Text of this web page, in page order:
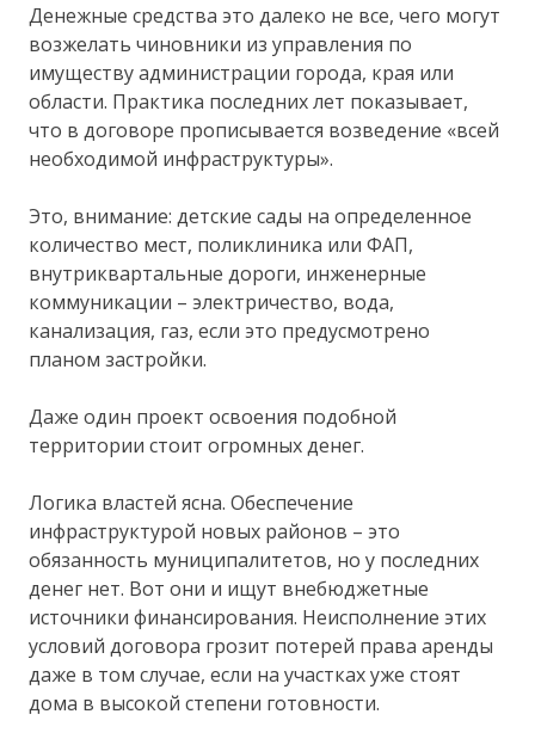
Денежные средства это далеко не все, чего могут
возжелать чиновники из управления по
имуществу администрации города, края или
области. Практика последних лет показывает,
что в договоре прописывается возведение «всей
необходимой инфраструктуры».
Это, внимание: детские сады на определенное
количество мест, поликлиника или ФАП,
внутриквартальные дороги, инженерные
коммуникации – электричество, вода,
канализация, газ, если это предусмотрено
планом застройки.
Даже один проект освоения подобной
территории стоит огромных денег.
Логика властей ясна. Обеспечение
инфраструктурой новых районов – это
обязанность муниципалитетов, но у последних
денег нет. Вот они и ищут внебюджетные
источники финансирования. Неисполнение этих
условий договора грозит потерей права аренды
даже в том случае, если на участках уже стоят
дома в высокой степени готовности.